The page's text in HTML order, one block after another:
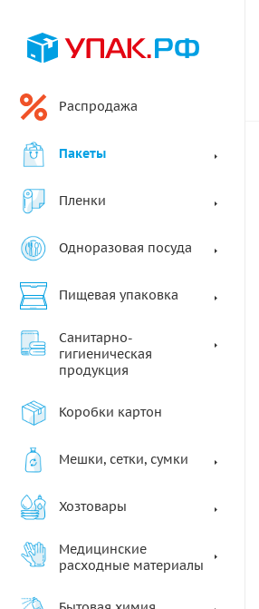
Распродажа
Пакеты
Пленки
Одноразовая посуда
Пищевая упаковка
Санитарно-
гигиеническая
продукция
Коробки картон
Мешки, сетки, сумки
Хозтовары
Медицинские
расходные материалы